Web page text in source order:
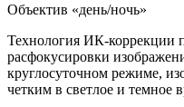
Объектив «день/ночь»
Технология ИК-коррекции
расфокусировки
круглосуточном режиме,
четким в светлое и темное